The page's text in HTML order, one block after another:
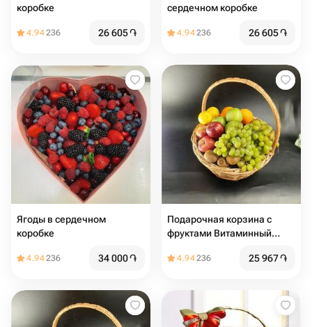
коробке
4.94236 26 605֏
сердечном коробке
4.94236 26 605֏
Ягоды в сердечном
коробке
4.94236 34 000֏
Подарочная корзина с
фруктами Витаминный
4.94236 25 967֏